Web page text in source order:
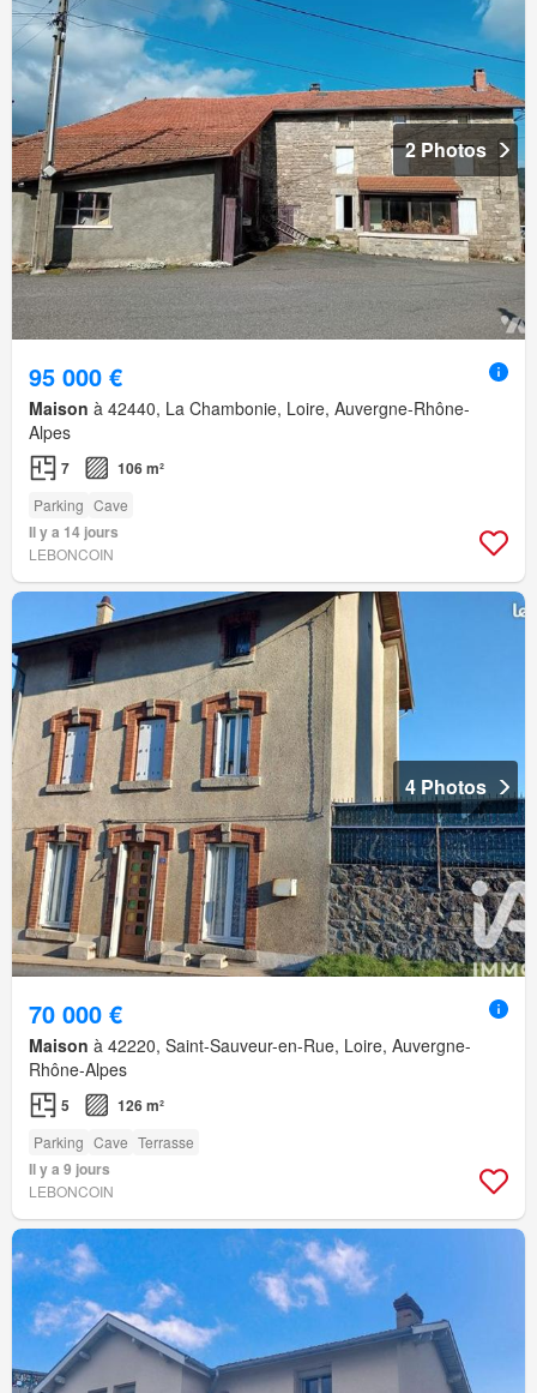
2 Photos
95 000 €
Maison à 42440, La Chambonie, Loire, Auvergne-Rhône-
Alpes
7 106 m²
Parking Cave
Il y a 14 jours
LEBONCOIN
4 Photos
70 000 €
Maison à 42220, Saint-Sauveur-en-Rue, Loire, Auvergne-
Rhône-Alpes
5 126 m²
Parking Cave Terrasse
Il y a 9 jours
LEBONCOIN